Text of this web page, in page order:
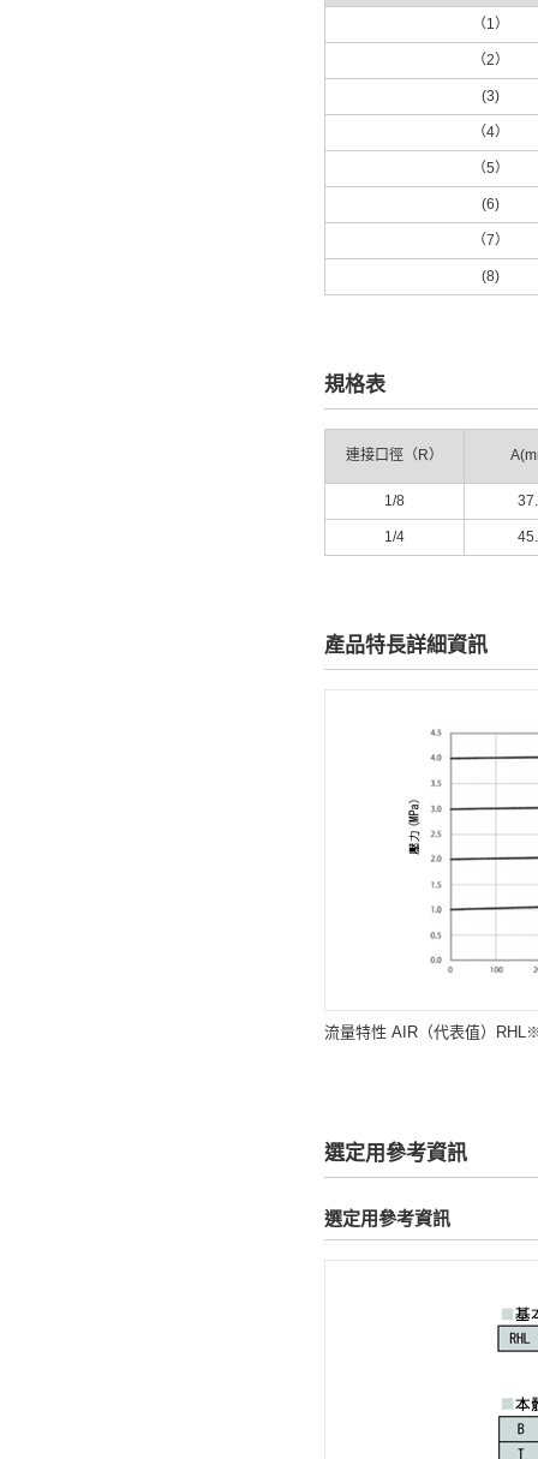
（1）
（2）
(3)
（4）
（5）
(6)
（7）
(8)
規格表
連接口徑（R）
1/8
1/4
產品特長詳細資訊
流量特性 AIR（代表值）
選定用參考資訊
選定用參考資訊